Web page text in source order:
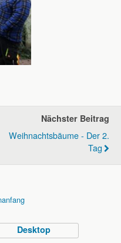
Nächster Beitrag
Weihnachtsbäume - Der 2.
Tag
Desktop